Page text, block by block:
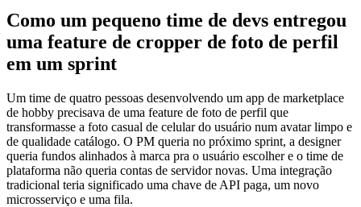
Como um pequeno time de devs entregou
uma feature de cropper de foto de perfil
em um sprint
Um time de quatro pessoas desenvolvendo um app de marketplace
de hobby precisava de uma feature de foto de perfil que
transformasse a foto casual de celular do usuário num avatar limpo e
de qualidade catálogo. O PM queria no próximo sprint, a designer
queria fundos alinhados à marca pra o usuário escolher e o time de
plataforma não queria contas de servidor novas. Uma integração
tradicional teria significado uma chave de API paga, um novo
microsserviço e uma fila.